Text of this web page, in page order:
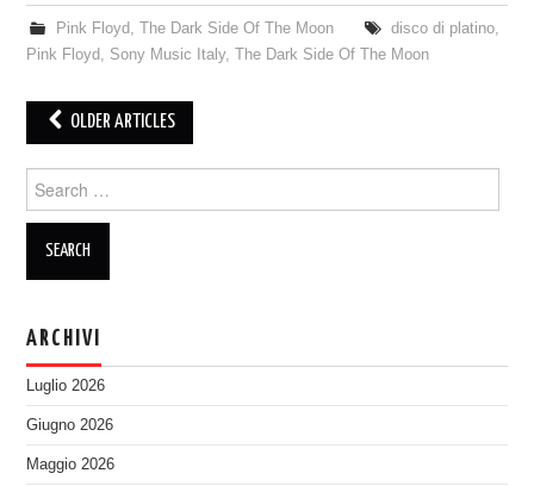
Pink Floyd, The Dark Side Of The Moon disco di platino,
Pink Floyd, Sony Music Italy,The Dark Side Of The Moon
Post
navigation
OLDER ARTICLES
for:
ARCHIVI
Luglio 2026
Giugno 2026
Maggio 2026